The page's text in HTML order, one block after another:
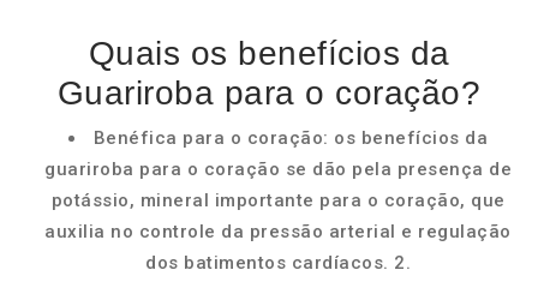
Quais os benefícios da
Guariroba para o coração?
Benéfica para o coração: os benefícios da
guariroba para o coração se dão pela presença de
potássio, mineral importante para o coração, que
auxilia no controle da pressão arterial e regulação
dos batimentos cardíacos. 2.